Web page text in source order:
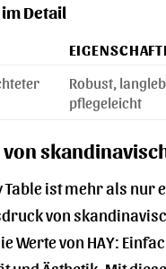
Detail
Robust,
pflegeleicht
von
Table ist mehr als nur
von
Werte von HAY: